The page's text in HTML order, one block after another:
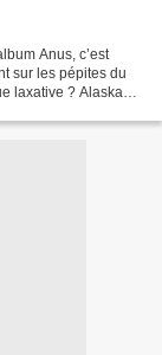
Anus, c’est
sur les pépites du
laxative ? Alaska